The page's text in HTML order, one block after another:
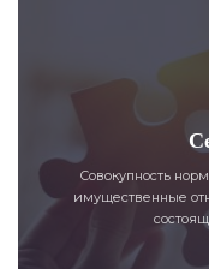
Совокупность
имущественные